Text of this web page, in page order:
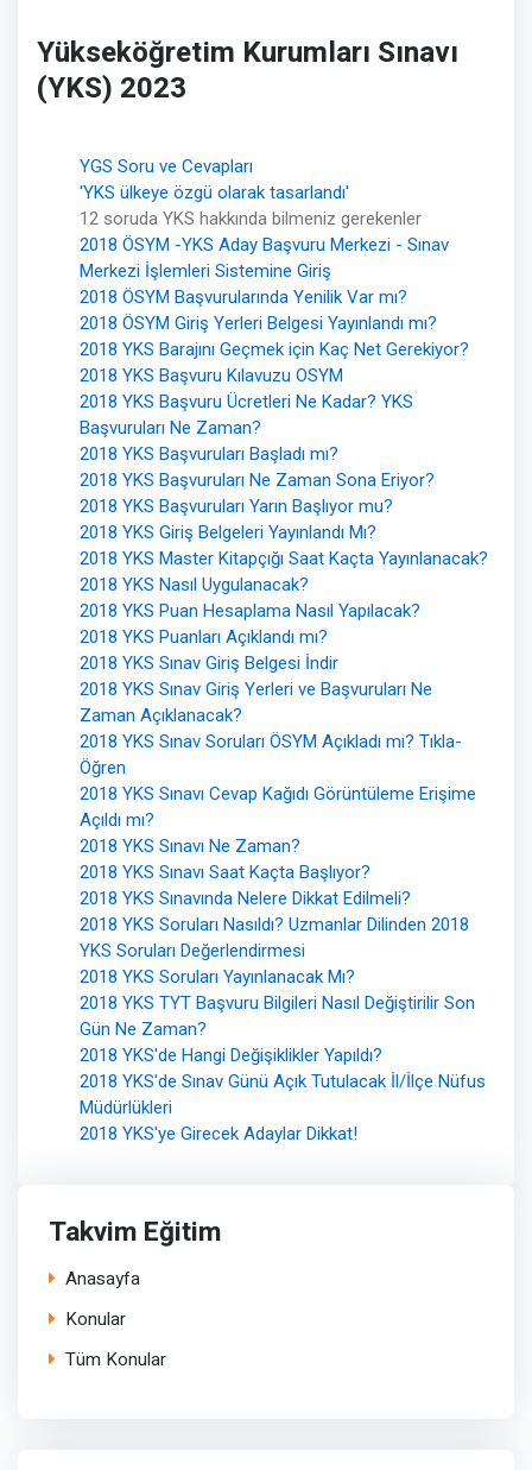
Yükseköğretim Kurumları Sınavı
(YKS) 2023
YGS Soru ve Cevapları
'YKS ülkeye özgü olarak tasarlandı'
12 soruda YKS hakkında bilmeniz gerekenler
2018 ÖSYM -YKS Aday Başvuru Merkezi - Sınav
Merkezi İşlemleri Sistemine Giriş
2018 ÖSYM Başvurularında Yenilik Var mı?
2018 ÖSYM Giriş Yerleri Belgesi Yayınlandı mı?
2018 YKS Barajını Geçmek için Kaç Net Gerekiyor?
2018 YKS Başvuru Kılavuzu OSYM
2018 YKS Başvuru Ücretleri Ne Kadar? YKS
Başvuruları Ne Zaman?
2018 YKS Başvuruları Başladı mı?
2018 YKS Başvuruları Ne Zaman Sona Eriyor?
2018 YKS Başvuruları Yarın Başlıyor mu?
2018 YKS Giriş Belgeleri Yayınlandı Mı?
2018 YKS Master Kitapçığı Saat Kaçta Yayınlanacak?
2018 YKS Nasıl Uygulanacak?
2018 YKS Puan Hesaplama Nasıl Yapılacak?
2018 YKS Puanları Açıklandı mı?
2018 YKS Sınav Giriş Belgesi İndir
2018 YKS Sınav Giriş Yerleri ve Başvuruları Ne
Zaman Açıklanacak?
2018 YKS Sınav Soruları ÖSYM Açıkladı mı? Tıkla-
Öğren
2018 YKS Sınavı Cevap Kağıdı Görüntüleme Erişime
Açıldı mı?
2018 YKS Sınavı Ne Zaman?
2018 YKS Sınavı Saat Kaçta Başlıyor?
2018 YKS Sınavında Nelere Dikkat Edilmeli?
2018 YKS Soruları Nasıldı? Uzmanlar Dilinden 2018
YKS Soruları Değerlendirmesi
2018 YKS Soruları Yayınlanacak Mı?
2018 YKS TYT Başvuru Bilgileri Nasıl Değiştirilir Son
Gün Ne Zaman?
2018 YKS'de Hangi Değişiklikler Yapıldı?
2018 YKS'de Sınav Günü Açık Tutulacak İl/İlçe Nüfus
Müdürlükleri
2018 YKS'ye Girecek Adaylar Dikkat!
Takvim Eğitim
Anasayfa
Konular
Tüm Konular